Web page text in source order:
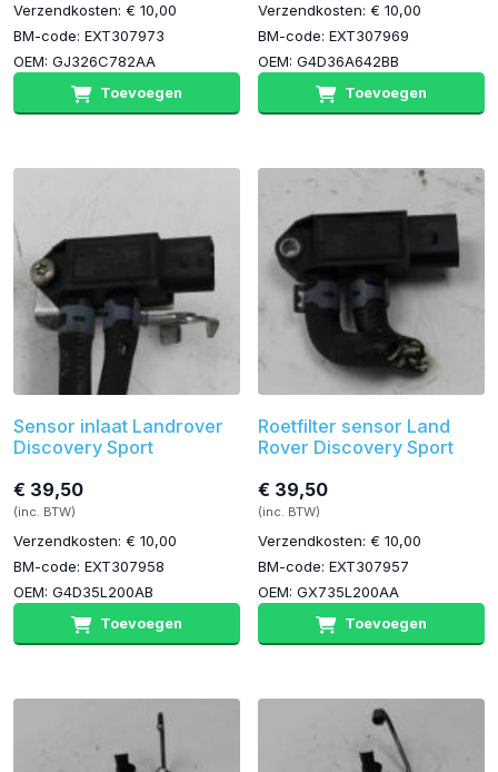
Verzendkosten: € 10,00
BM-code: EXT307973
OEM: GJ326C782AA
Toevoegen
Verzendkosten: € 10,00
BM-code: EXT307969
OEM: G4D36A642BB
Toevoegen
Sensor inlaat Landrover
Discovery Sport
€ 39,50
(inc. BTW)
Verzendkosten: € 10,00
BM-code: EXT307958
OEM: G4D35L200AB
Toevoegen
Roetfilter sensor Land
Rover Discovery Sport
€ 39,50
(inc. BTW)
Verzendkosten: € 10,00
BM-code: EXT307957
OEM: GX735L200AA
Toevoegen